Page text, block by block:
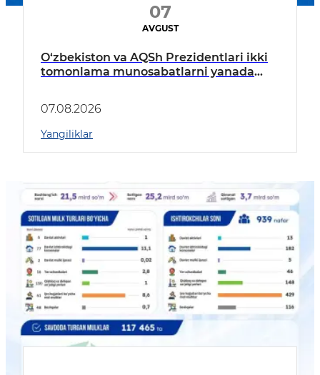
07
AVGUST
O‘zbekiston va AQSh Prezidentlari ikki
tomonlama munosabatlarni yanada
07.08.2026
Yangiliklar